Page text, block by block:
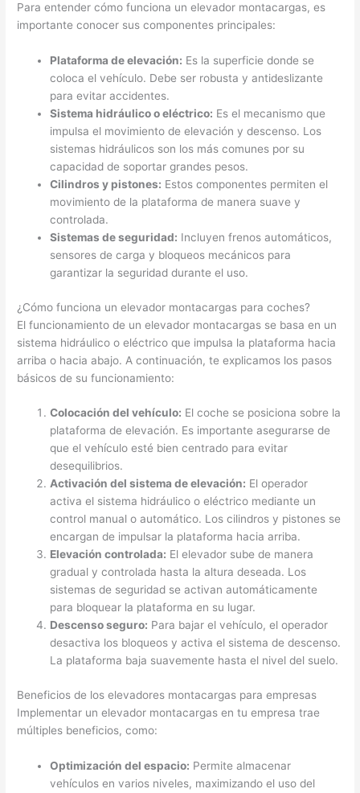
Para entender cómo funciona un elevador montacargas, es
importante conocer sus componentes principales:
Plataforma de elevación: Es la superficie donde se
coloca el vehículo. Debe ser robusta y antideslizante
para evitar accidentes.
Sistema hidráulico o eléctrico: Es el mecanismo que
impulsa el movimiento de elevación y descenso. Los
sistemas hidráulicos son los más comunes por su
capacidad de soportar grandes pesos.
Cilindros y pistones: Estos componentes permiten el
movimiento de la plataforma de manera suave y
controlada.
Sistemas de seguridad: Incluyen frenos automáticos,
sensores de carga y bloqueos mecánicos para
garantizar la seguridad durante el uso.
¿Cómo funciona un elevador montacargas para coches?
El funcionamiento de un elevador montacargas se basa en un
sistema hidráulico o eléctrico que impulsa la plataforma hacia
arriba o hacia abajo. A continuación, te explicamos los pasos
básicos de su funcionamiento:
Colocación del vehículo: El coche se posiciona sobre la
plataforma de elevación. Es importante asegurarse de
que el vehículo esté bien centrado para evitar
desequilibrios.
Activación del sistema de elevación: El operador
activa el sistema hidráulico o eléctrico mediante un
control manual o automático. Los cilindros y pistones se
encargan de impulsar la plataforma hacia arriba.
Elevación controlada: El elevador sube de manera
gradual y controlada hasta la altura deseada. Los
sistemas de seguridad se activan automáticamente
para bloquear la plataforma en su lugar.
Descenso seguro: Para bajar el vehículo, el operador
desactiva los bloqueos y activa el sistema de descenso.
La plataforma baja suavemente hasta el nivel del suelo.
Beneficios de los elevadores montacargas para empresas
Implementar un elevador montacargas en tu empresa trae
múltiples beneficios, como:
Optimización del espacio: Permite almacenar
vehículos en varios niveles, maximizando el uso del